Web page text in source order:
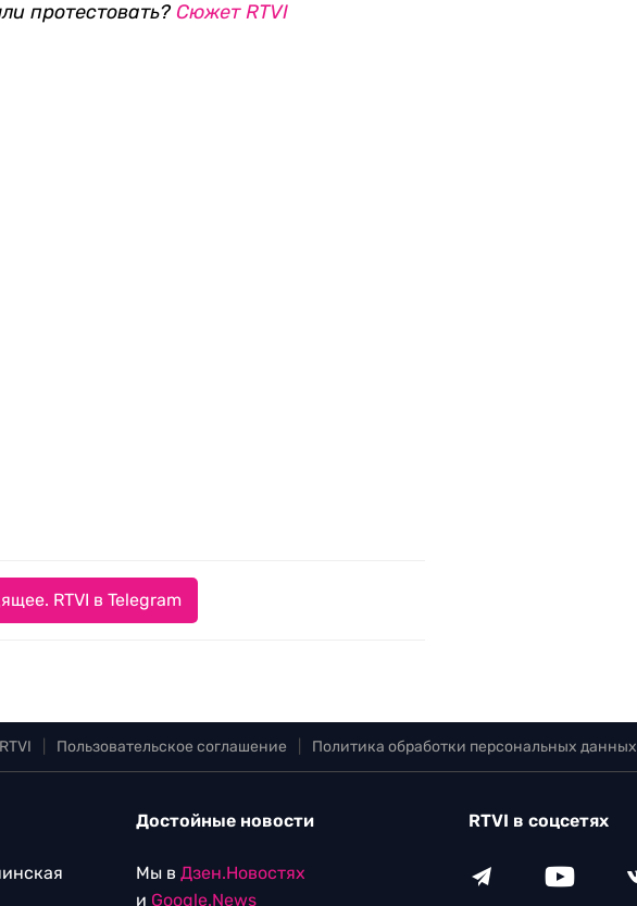
протестовать?Сюжет RTVI
RTVI в Telegram
Пользовательское соглашение Политика обработки персональных данных
Достойные новости
Мы в Дзен.Новостях
и Google.News
RTVI в соцсетях